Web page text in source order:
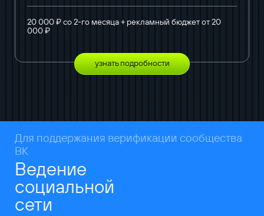
20 000 ₽ со 2-го месяца + рекламный бюджет от 20
000 ₽
узнать подробности
Для поддержания верификации сообщества
ВК
Ведение
социальной
сети